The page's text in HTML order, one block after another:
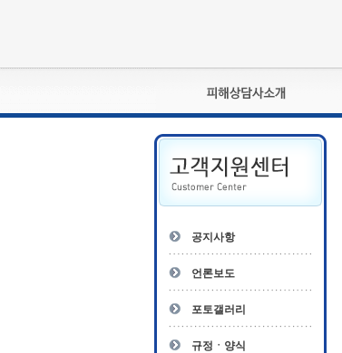
피해상담사란?
자격관리규정
상담사 자격증 확인
- 피해상담사 1급
- 전문수련감독자
- 전문수련기관
공지사항
언론보도
포토갤러리
규정ㆍ양식